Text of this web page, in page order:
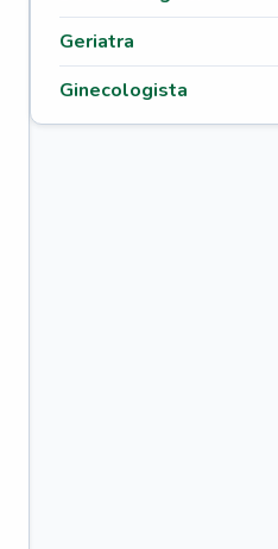
Geriatra
Ginecologista